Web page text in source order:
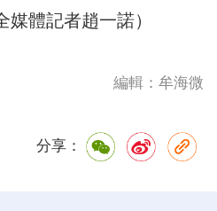
體記者趙一諾）
編輯：牟海微
分享：